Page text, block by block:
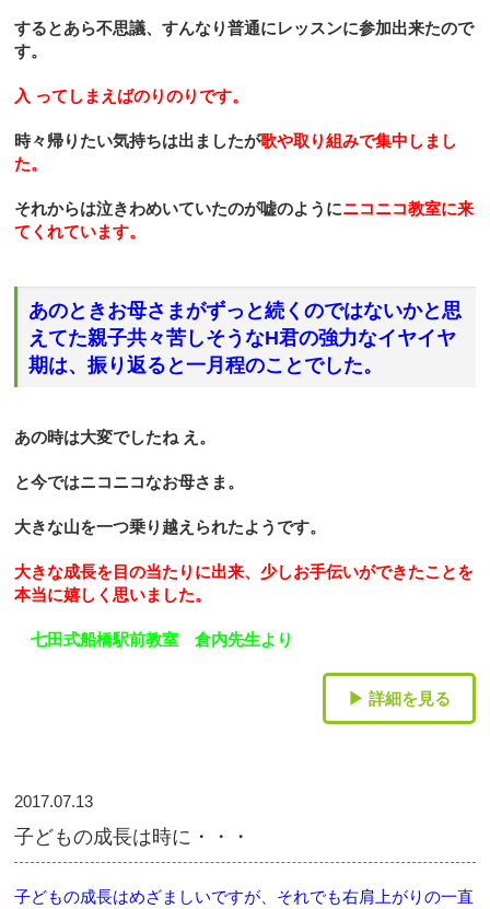
するとあら不思議、すんなり普通にレッスンに参加出来たので
す。
入 ってしまえばのりのりです。
時々帰りたい気持ちは出ましたが歌や取り組みで集中しまし
た。
それからは泣きわめいていたのが嘘のようにニコニコ教室に来
てくれています。
あのときお母さまがずっと続くのではないかと思
えてた親子共々苦しそうなH君の強力なイヤイヤ
期は、振り返ると一月程のことでした。
あの時は大変でしたね え。
と今ではニコニコなお母さま。
大きな山を一つ乗り越えられたようです。
大きな成長を目の当たりに出来、少しお手伝いができたことを
本当に嬉しく思いました。
七田式船橋駅前教室 倉内先生より
▶ 詳細を見る
2017.07.13
子どもの成長は時に・・・
子どもの成長はめざましいですが、それでも右肩上がりの一直